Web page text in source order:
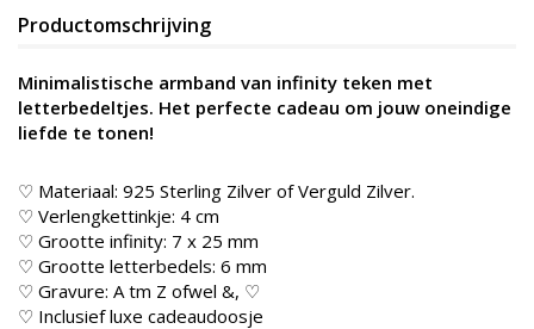
Productomschrijving
Minimalistische armband van infinity teken met
letterbedeltjes. Het perfecte cadeau om jouw oneindige
liefde te tonen!
♡ Materiaal: 925 Sterling Zilver of Verguld Zilver.
♡ Verlengkettinkje: 4 cm
♡ Grootte infinity: 7 x 25 mm
♡ Grootte letterbedels: 6 mm
♡ Gravure: A tm Z ofwel &, ♡
♡ Inclusief luxe cadeaudoosje